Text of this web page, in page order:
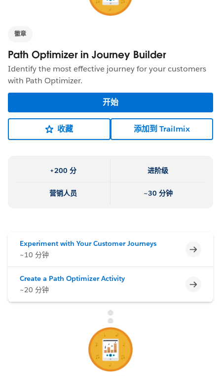
徽章
Path Optimizer in Journey Builder
Identify the most effective journey for your customers
with Path Optimizer.
开始
收藏 添加到 Trailmix
+200 分 进阶级
营销人员 ~30 分钟
Experiment with Your Customer Journeys
~10 分钟
不完整
Create a Path Optimizer Activity
~20 分钟
不完整